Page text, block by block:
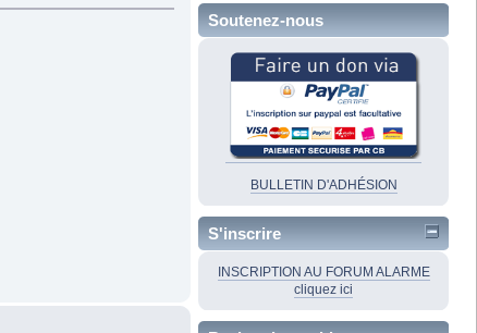
Soutenez-nous
BULLETIN D'ADHÉSION
S'inscrire
INSCRIPTION AU FORUM ALARME
cliquez ici